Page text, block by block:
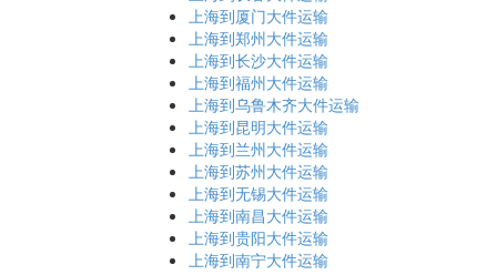
上海到厦门大件运输
上海到郑州大件运输
上海到长沙大件运输
上海到福州大件运输
上海到乌鲁木齐大件运输
上海到昆明大件运输
上海到兰州大件运输
上海到苏州大件运输
上海到无锡大件运输
上海到南昌大件运输
上海到贵阳大件运输
上海到南宁大件运输